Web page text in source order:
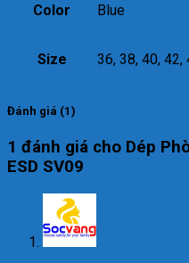
Color Blue
Size 36, 38, 40, 42,
Đánh giá (1)
1 đánh giá cho Dép
ESD SV09